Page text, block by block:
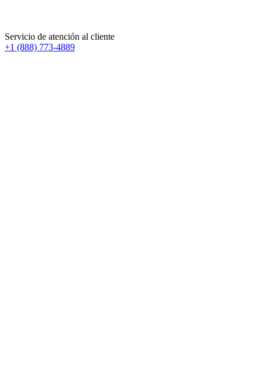
Servicio de atención al cliente
+1 (888) 773-4889